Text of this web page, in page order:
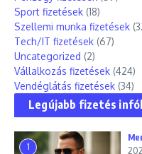
Sport fizetések (18)
Szellemi munka fizetések
Tech/IT fizetések (67)
Uncategorized (2)
Vállalkozás fizetések (424)
Vendéglátás fizetések (34)
Legújabb fizetés
1